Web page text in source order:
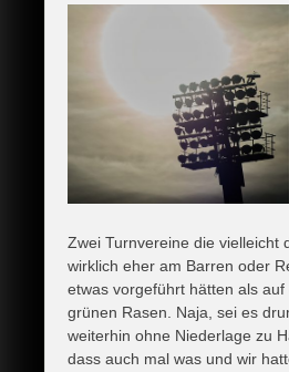
Zwei Turnvereine die vielleicht
wirklich eher am Barren oder
etwas vorgeführt hätten als auf
grünen Rasen. Naja, sei es
weiterhin ohne Niederlage zu
dass auch mal was und wir